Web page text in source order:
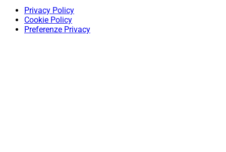
Privacy Policy
Cookie Policy
Preferenze Privacy